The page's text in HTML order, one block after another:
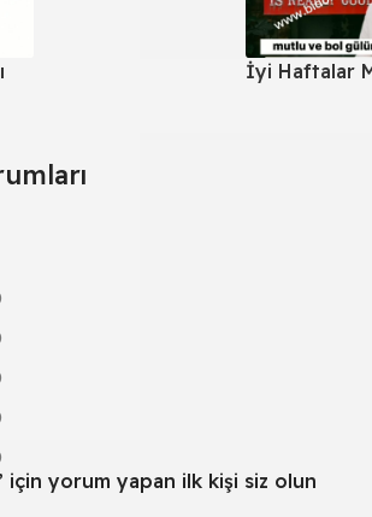
İyi Haftalar
için yorum yapan ilk kişi siz olun